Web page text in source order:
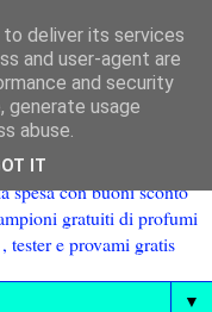
spesa con buoni sconto
gratuiti di profumi
tester e provami gratis
▼
deliver its services
and user-agent are
and security
generate usage
abuse.
IT